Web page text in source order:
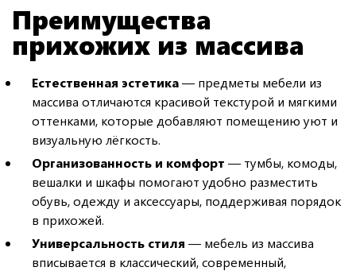
Преимущества
прихожих из массива
Естественная эстетика— предметы мебели из
массива отличаются красивой текстурой и мягкими
оттенками, которые добавляют помещению уют и
визуальную лёгкость.
Организованность и комфорт — тумбы, комоды,
вешалки и шкафы помогают удобно разместить
обувь, одежду и аксессуары, поддерживая порядок
в прихожей.
Универсальность стиля — мебель из массива
вписывается в классический, современный,